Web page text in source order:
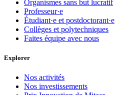
Organismes sans but lucratif
Professeur·e
Étudiant·e et postdoctorant·e
Collèges et polytechniques
Faites équipe avec nous
Explorer
Nos activités
Nos investissements